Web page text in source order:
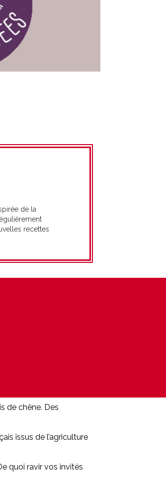
de la
recettes
de chêne. Des
issus de l’agriculture
quoi ravir vos invités